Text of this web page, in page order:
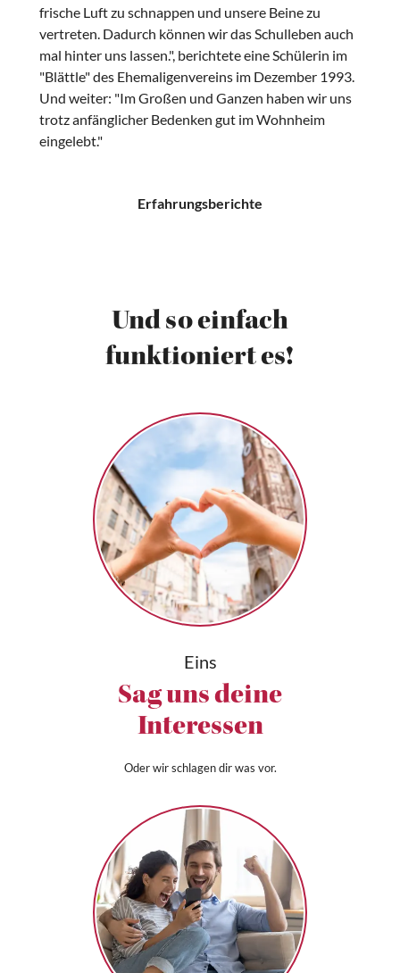
frische Luft zu schnappen und unsere Beine zu
vertreten. Dadurch können wir das Schulleben auch
mal hinter uns lassen.", berichtete eine Schülerin im
"Blättle" des Ehemaligenvereins im Dezember 1993.
Und weiter: "Im Großen und Ganzen haben wir uns
trotz anfänglicher Bedenken gut im Wohnheim
eingelebt."
Erfahrungsberichte
Und so einfach
funktioniert es!
Eins
Sag uns deine
Interessen
Oder wir schlagen dir was vor.